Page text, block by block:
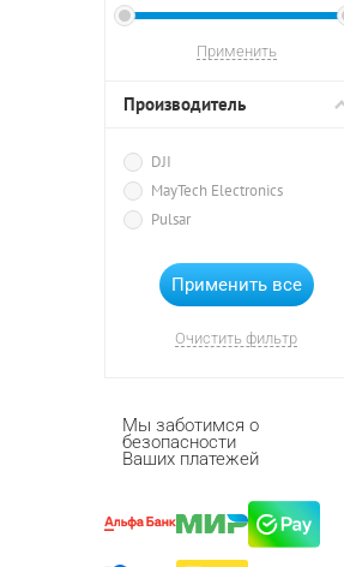
Производитель
DJI
MayTech Electronics
Pulsar
Очистить фильтр
Мы заботимся о
безопасности
Ваших платежей